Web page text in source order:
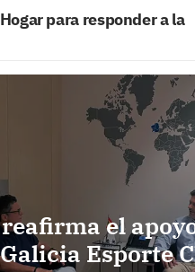
para responder a la
el
Esporte